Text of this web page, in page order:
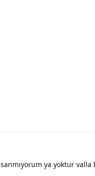
sanmıyorum ya yoktur